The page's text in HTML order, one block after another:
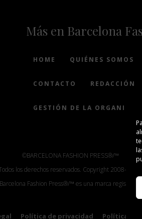
Más en Barcelona
HOME QUIÉNES SOMOS
CONTACTO REDACCIÓN
GESTIÓN DE LA
©BARCELONA FASHION PRESS®/™
los derechos reservados. Copyright 2008-2024.
Barcelona Fashion Press®/™ es una marca registrada.
Política de privacidad Política de